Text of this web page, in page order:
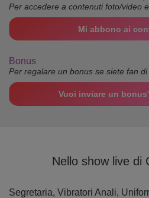
Per accedere a contenuti foto/video
Mi abbono ai
Bonus
Per regalare un bonus se siete fan
Vuoi inviare un
Nello show live di
Segretaria, Vibratori Anali,